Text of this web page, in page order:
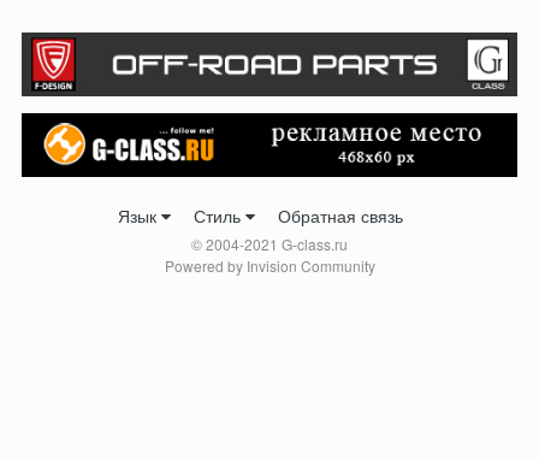
Язык Стиль Обратная связь
© 2004-2021 G-class.ru
Powered by Invision Community